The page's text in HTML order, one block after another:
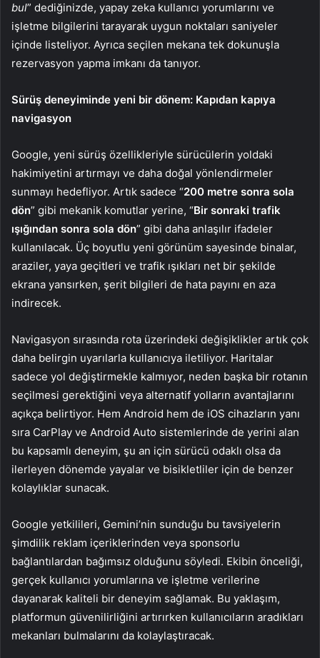
bul” dediğinizde, yapay zeka kullanıcı yorumlarını ve
işletme bilgilerini tarayarak uygun noktaları saniyeler
içinde listeliyor. Ayrıca seçilen mekana tek dokunuşla
rezervasyon yapma imkanı da tanıyor.
Sürüş deneyiminde yeni bir dönem: Kapıdan kapıya
navigasyon
Google, yeni sürüş özellikleriyle sürücülerin yoldaki
hakimiyetini artırmayı ve daha doğal yönlendirmeler
sunmayı hedefliyor. Artık sadece “200 metre sonra sola
dön” gibi mekanik komutlar yerine, “Bir sonraki trafik
ışığından sonra sola dön” gibi daha anlaşılır ifadeler
kullanılacak. Üç boyutlu yeni görünüm sayesinde binalar,
araziler, yaya geçitleri ve trafik ışıkları net bir şekilde
ekrana yansırken, şerit bilgileri de hata payını en aza
indirecek.
Navigasyon sırasında rota üzerindeki değişiklikler artık çok
daha belirgin uyarılarla kullanıcıya iletiliyor. Haritalar
sadece yol değiştirmekle kalmıyor, neden başka bir rotanın
seçilmesi gerektiğini veya alternatif yolların avantajlarını
açıkça belirtiyor. Hem Android hem de iOS cihazların yanı
sıra CarPlay ve Android Auto sistemlerinde de yerini alan
bu kapsamlı deneyim, şu an için sürücü odaklı olsa da
ilerleyen dönemde yayalar ve bisikletliler için de benzer
kolaylıklar sunacak.
Google yetkilileri, Gemini’nin sunduğu bu tavsiyelerin
şimdilik reklam içeriklerinden veya sponsorlu
bağlantılardan bağımsız olduğunu söyledi. Ekibin önceliği,
gerçek kullanıcı yorumlarına ve işletme verilerine
dayanarak kaliteli bir deneyim sağlamak. Bu yaklaşım,
platformun güvenilirliğini artırırken kullanıcıların aradıkları
mekanları bulmalarını da kolaylaştıracak.